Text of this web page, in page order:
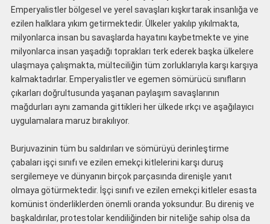
Emperyalistler bölgesel ve yerel savaşları kışkırtarak insanlığa ve
ezilen halklara yıkım getirmektedir. Ülkeler yakılıp yıkılmakta,
milyonlarca insan bu savaşlarda hayatını kaybetmekte ve yine
milyonlarca insan yaşadığı toprakları terk ederek başka ülkelere
ulaşmaya çalışmakta, mülteciliğin tüm zorluklarıyla karşı karşıya
kalmaktadırlar. Emperyalistler ve egemen sömürücü sınıfların
çıkarları doğrultusunda yaşanan paylaşım savaşlarının
mağdurları aynı zamanda gittikleri her ülkede ırkçı ve aşağılayıcı
uygulamalara maruz bırakılıyor.
Burjuvazinin tüm bu saldırıları ve sömürüyü derinleştirme
çabaları işçi sınıfı ve ezilen emekçi kitlelerini karşı duruş
sergilemeye ve dünyanın birçok parçasında direnişle yanıt
olmaya götürmektedir. İşçi sınıfı ve ezilen emekçi kitleler esasta
komünist önderliklerden önemli oranda yoksundur. Bu direniş ve
başkaldırılar, protestolar kendiliğinden bir niteliğe sahip olsa da